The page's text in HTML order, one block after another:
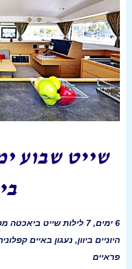
שייט שבוע
6 ימים, 7 לילות שייט
היוניים ביוון, נעגון באיים
פראיים